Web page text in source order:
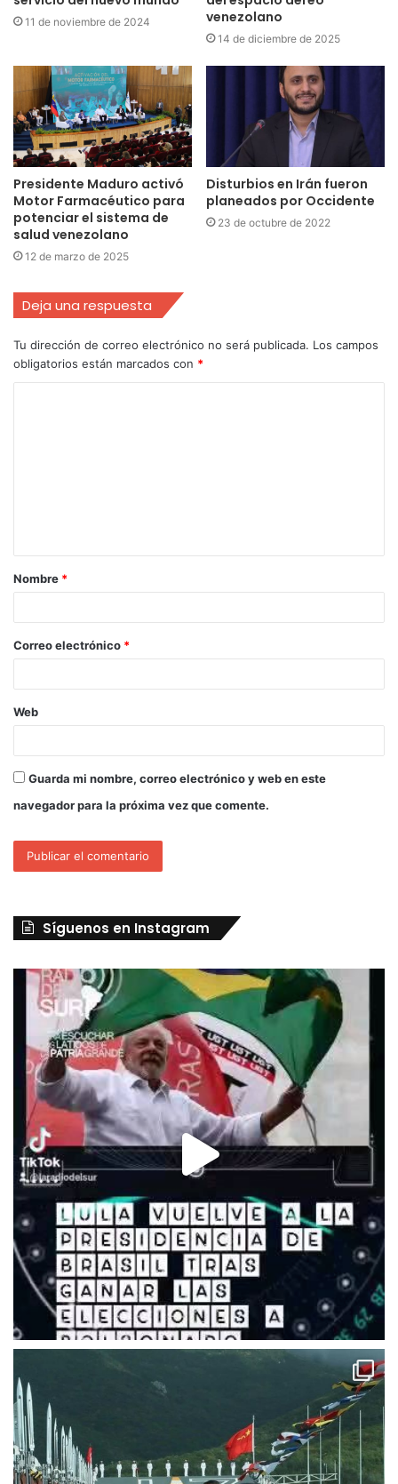
11 de noviembre de 2024
venezolano
14 de diciembre de 2025
Presidente Maduro activó
Motor Farmacéutico para
potenciar el sistema de
salud venezolano
12 de marzo de 2025
Disturbios en Irán fueron
planeados por Occidente
23 de octubre de 2022
Deja una respuesta
Tu dirección de correo electrónico no será publicada. Los campos
obligatorios están marcados con *
Nombre *
Correo electrónico *
Web
Guarda mi nombre, correo electrónico y web en este
navegador para la próxima vez que comente.
Síguenos en Instagram